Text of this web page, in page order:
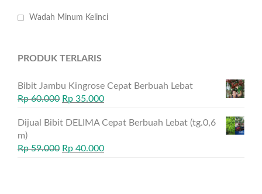
Wadah Minum Kelinci
PRODUK TERLARIS
Bibit Jambu Kingrose Cepat Berbuah Lebat
Rp60.000 Rp 35.000
Dijual Bibit DELIMA Cepat Berbuah Lebat (tg.0,6
m)
Rp59.000 Rp 40.000